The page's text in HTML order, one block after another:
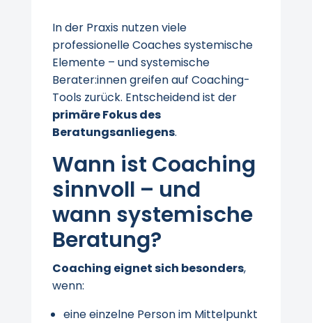
In der Praxis nutzen viele
professionelle Coaches systemische
Elemente – und systemische
Berater:innen greifen auf Coaching-
Tools zurück. Entscheidend ist der
primäre Fokus des
Beratungsanliegens.
Wann ist Coaching
sinnvoll – und
wann systemische
Beratung?
Coaching eignet sich besonders,
wenn:
eine einzelne Person im Mittelpunkt